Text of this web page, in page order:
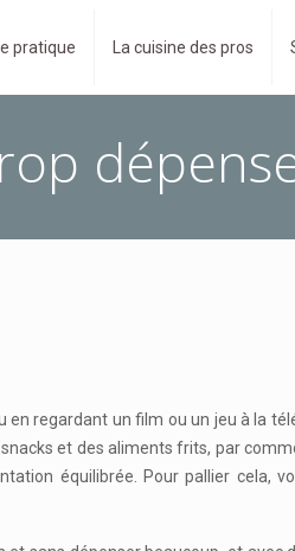
pratique La cuisine des pros
regardant un film ou un jeu à la
et des aliments frits, par
équilibrée. Pour pallier cela,